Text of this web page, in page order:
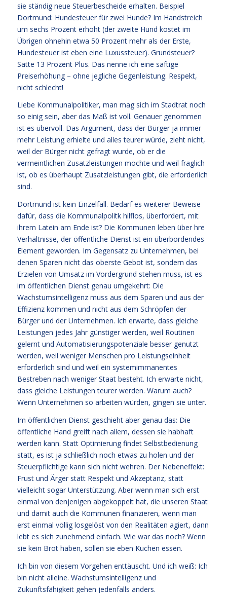
sie ständig neue Steuerbescheide erhalten. Beispiel
Dortmund: Hundesteuer für zwei Hunde? Im Handstreich
um sechs Prozent erhöht (der zweite Hund kostet im
Übrigen ohnehin etwa 50 Prozent mehr als der Erste,
Hundesteuer ist eben eine Luxussteuer). Grundsteuer?
Satte 13 Prozent Plus. Das nenne ich eine saftige
Preiserhöhung – ohne jegliche Gegenleistung. Respekt,
nicht schlecht!
Liebe Kommunalpolitiker, man mag sich im Stadtrat noch
so einig sein, aber das Maß ist voll. Genauer genommen
ist es übervoll. Das Argument, dass der Bürger ja immer
mehr Leistung erhielte und alles teurer würde, zieht nicht,
weil der Bürger nicht gefragt wurde, ob er die
vermeintlichen Zusatzleistungen möchte und weil fraglich
ist, ob es überhaupt Zusatzleistungen gibt, die erforderlich
sind.
Dortmund ist kein Einzelfall. Bedarf es weiterer Beweise
dafür, dass die Kommunalpolitk hilflos, überfordert, mit
ihrem Latein am Ende ist? Die Kommunen leben über hre
Verhältnisse, der öffentliche Dienst ist ein überbordendes
Element geworden. Im Gegensatz zu Unternehmen, bei
denen Sparen nicht das oberste Gebot ist, sondern das
Erzielen von Umsatz im Vordergrund stehen muss, ist es
im öffentlichen Dienst genau umgekehrt: Die
Wachstumsintelligenz muss aus dem Sparen und aus der
Effizienz kommen und nicht aus dem Schröpfen der
Bürger und der Unternehmen. Ich erwarte, dass gleiche
Leistungen jedes Jahr günstiger werden, weil Routinen
gelernt und Automatisierungspotenziale besser genutzt
werden, weil weniger Menschen pro Leistungseinheit
erforderlich sind und weil ein systemimmanentes
Bestreben nach weniger Staat besteht. Ich erwarte nicht,
dass gleiche Leistungen teurer werden. Warum auch?
Wenn Unternehmen so arbeiten würden, gingen sie unter.
Im öffentlichen Dienst geschieht aber genau das: Die
öffentliche Hand greift nach allem, dessen sie habhaft
werden kann. Statt Optimierung findet Selbstbedienung
statt, es ist ja schließlich noch etwas zu holen und der
Steuerpflichtige kann sich nicht wehren. Der Nebeneffekt:
Frust und Ärger statt Respekt und Akzeptanz, statt
vielleicht sogar Unterstützung. Aber wenn man sich erst
einmal von denjenigen abgekoppelt hat, die unseren Staat
und damit auch die Kommunen finanzieren, wenn man
erst einmal völlig losgelöst von den Realitäten agiert, dann
lebt es sich zunehmend einfach. Wie war das noch? Wenn
sie kein Brot haben, sollen sie eben Kuchen essen.
Ich bin von diesem Vorgehen enttäuscht. Und ich weiß: Ich
bin nicht alleine. Wachstumsintelligenz und
Zukunftsfähigkeit gehen jedenfalls anders.